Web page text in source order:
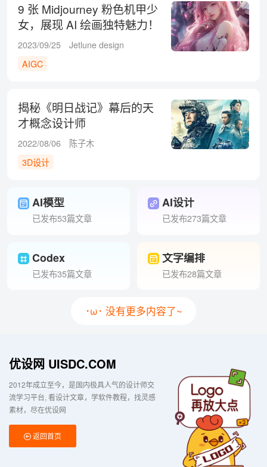
9 张 Midjourney 粉色机甲少
女，展现 AI 绘画独特魅力！
2023/09/25
Jetlune design
AIGC
揭秘《明日战记》幕后的天
才概念设计师
2022/08/06
陈子木
3D设计
AI模型
已发布53篇文章
AI设计
已发布273篇文章
Codex
已发布35篇文章
文字编排
已发布28篇文章
･ω･ 没有更多内容了~
优设网 UISDC.COM
2012年成立至今，是国内极具人气的设计师交
流学习平台 看设计文章，学软件教程，找灵感
素材，尽在优设网
返回首页